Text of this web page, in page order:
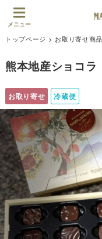
メニュー
トップページ > お取り寄せ商
熊本地産ショコラ
お取り寄せ 冷蔵便